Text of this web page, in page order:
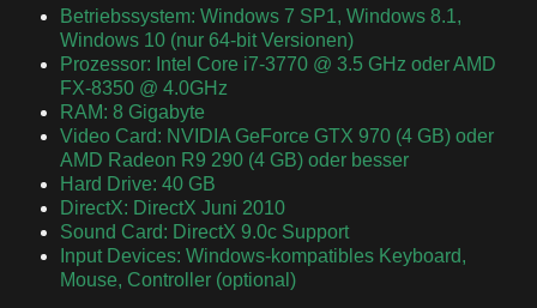
Betriebssystem: Windows 7 SP1, Windows 8.1,
Windows 10 (nur 64-bit Versionen)
Prozessor: Intel Core i7-3770 @ 3.5 GHz oder AMD
FX-8350 @ 4.0GHz
RAM: 8 Gigabyte
Video Card: NVIDIA GeForce GTX 970 (4 GB) oder
AMD Radeon R9 290 (4 GB) oder besser
Hard Drive: 40 GB
DirectX: DirectX Juni 2010
Sound Card: DirectX 9.0c Support
Input Devices: Windows-kompatibles Keyboard,
Mouse, Controller (optional)